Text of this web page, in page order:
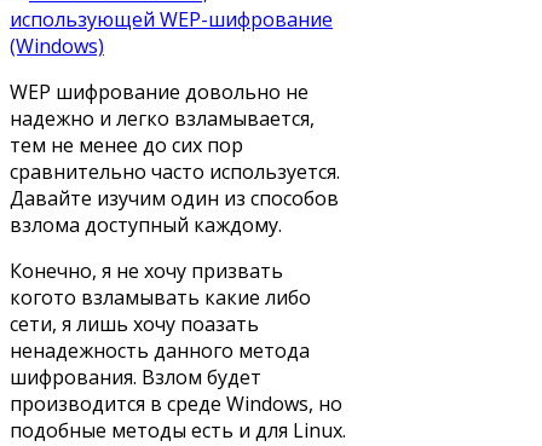
WEP шифрование довольно не
надежно и легко взламывается,
тем не менее до сих пор
сравнительно часто используется.
Давайте изучим один из способов
взлома доступный каждому.
Конечно, я не хочу призвать
когото взламывать какие либо
сети, я лишь хочу поазать
ненадежность данного метода
шифрования. Взлом будет
производится в среде Windows, но
подобные методы есть и для Linux.